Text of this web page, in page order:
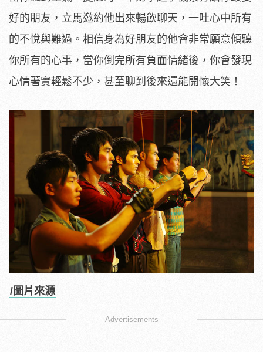
好的朋友，立馬邀約他出來暢飲聊天，一吐心中所有
的不悅與難過。相信身為好朋友的他會非常願意傾聽
你所有的心事，當你倒完所有負面情緒後，你會發現
心情著實輕鬆不少，甚至聊到後來還能開懷大笑！
/圖片來源
Advertisements